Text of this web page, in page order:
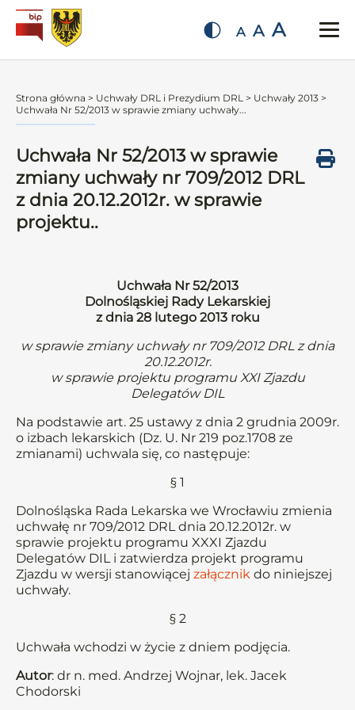
A A A
Strona główna > Uchwały DRL i Prezydium DRL > Uchwały 2013 >
Uchwała Nr 52/2013 w sprawie zmiany uchwały...
Uchwała Nr 52/2013 w sprawie
zmiany uchwały nr 709/2012 DRL
z dnia 20.12.2012r. w sprawie
projektu..
Uchwała Nr 52/2013
Dolnośląskiej Rady Lekarskiej
z dnia 28 lutego 2013 roku
w sprawie zmiany uchwały nr 709/2012 DRL z dnia
20.12.2012r.
w sprawie projektu programu XXI Zjazdu
Delegatów DIL
Na podstawie art. 25 ustawy z dnia 2 grudnia 2009r.
o izbach lekarskich (Dz. U. Nr 219 poz.1708 ze
zmianami) uchwala się, co następuje:
§ 1
Dolnośląska Rada Lekarska we Wrocławiu zmienia
uchwałę nr 709/2012 DRL dnia 20.12.2012r. w
sprawie projektu programu XXXI Zjazdu
Delegatów DIL i zatwierdza projekt programu
Zjazdu w wersji stanowiącej załącznik do niniejszej
uchwały.
§ 2
Uchwała wchodzi w życie z dniem podjęcia.
Autor: dr n. med. Andrzej Wojnar, lek. Jacek
Chodorski